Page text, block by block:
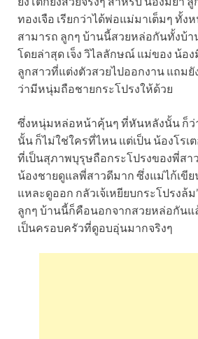
ทองเจือ เรียกว่าได้พ่อแม่มาเต็มๆ ทั้ง
สามารถ ลูกๆ บ้านนี้สวยหล่อกันทั้งบ้า
โดยล่าสุด เจ็ง วิไลลักษณ์ แม่ของ น้อ
ลูกสาวที่แต่งตัวสวยไปออกงาน แถมยั
ว่ามีหนุ่มถือชายกระโปรงให้ด้วย
ซึ่งหนุ่มหล่อหน้าคุ้นๆ ที่หันหลังนั้น ก็ว่
นั้น ก็ไม่ใช่ใครที่ไหน แต่เป็น น้องโรเ
ที่เป็นสุภาพบุรุษถือกระโปรงของพี่สา
น้องชายดูแลพี่สาวดีมาก ซึ่งแม่ไก้เขีย
แหละดูออก กลัวเจ้เหยียบกระโปรงล้ม
ลูกๆ บ้านนี้ก็คือนอกจากสวยหล่อกันแ
เป็นครอบครัวที่ดูอบอุ่นมากจริงๆ